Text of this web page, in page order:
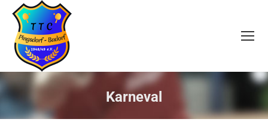
Sie befinden sich hier:
Karneval